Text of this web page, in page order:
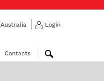
Australia Login
Contacts